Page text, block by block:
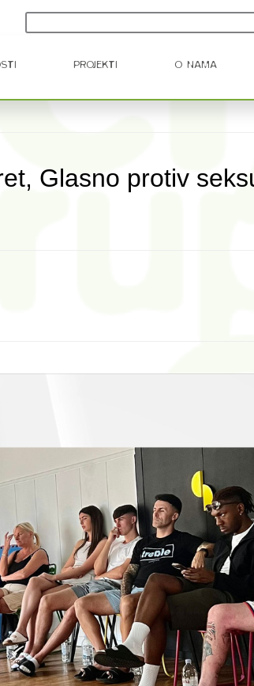
PROJEKTI O NAMA
Glasno protiv